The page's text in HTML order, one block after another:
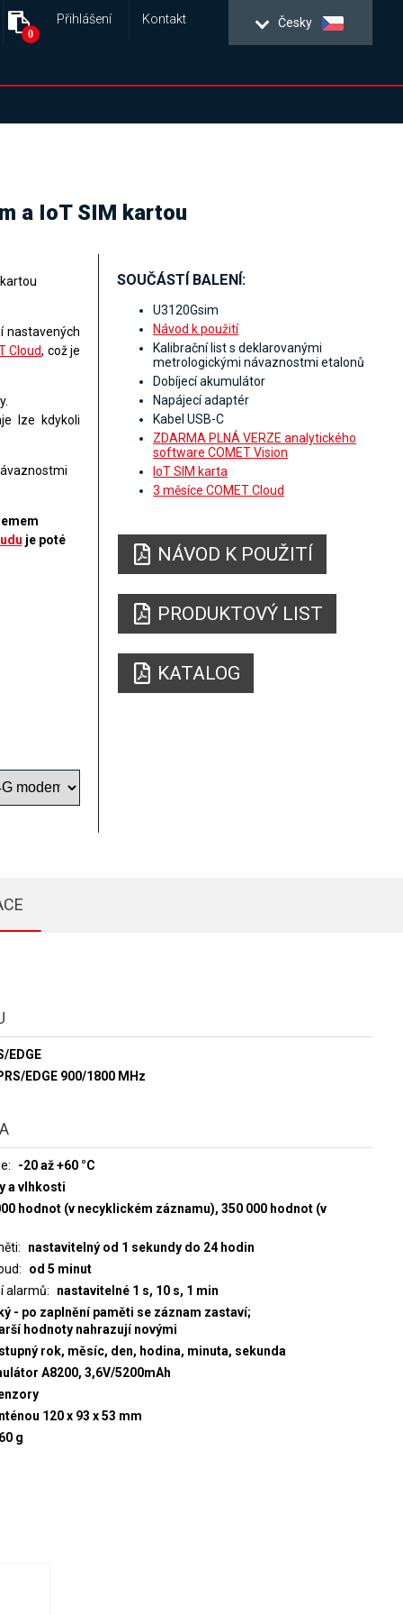
Česky
Přihlášení Kontakt
0
a IoT SIM kartou
nastavených
Cloud, což je
lze kdykoli
je poté
SOUČÁSTÍ BALENÍ:
U3120Gsim
Návod k použití
Kalibrační list s deklarovanými
metrologickými návaznostmi etalonů
Dobíjecí akumulátor
Napájecí adaptér
Kabel USB-C
ZDARMA PLNÁ VERZE analytického
software COMET Vision
IoT SIM karta
3 měsíce COMET Cloud
NÁVOD K POUŽITÍ
PRODUKTOVÝ LIST
KATALOG
EDGE
EDGE 900/1800 MHz
-20 až +60 °C
a vlhkosti
hodnot (v necyklickém záznamu), 350 000 hodnot (v
nastavitelný od 1 sekundy do 24 hodin
od 5 minut
alarmů
nastavitelné 1 s, 10 s, 1 min
- po zaplnění paměti se záznam zastaví;
hodnoty nahrazují novými
rok, měsíc, den, hodina, minuta, sekunda
A8200, 3,6V/5200mAh
120 x 93 x 53 mm
g